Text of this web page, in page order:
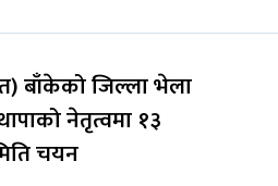
बाँकेको जिल्ला भेला
नेतृत्वमा १३
चयन